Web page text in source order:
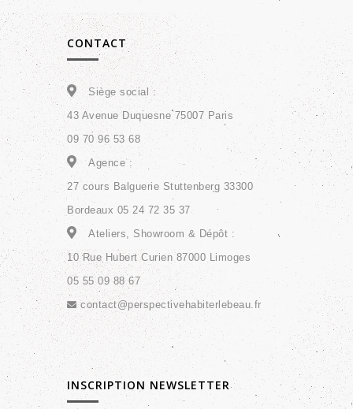
CONTACT
Siège social :
43 Avenue Duquesne 75007 Paris
09 70 96 53 68
Agence :
27 cours Balguerie Stuttenberg 33300
Bordeaux 05 24 72 35 37
Ateliers, Showroom & Dépôt :
10 Rue Hubert Curien 87000 Limoges
05 55 09 88 67
contact@perspectivehabiterlebeau.fr
INSCRIPTION NEWSLETTER